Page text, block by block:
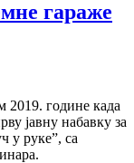
гараже
2019. године када
јавну набавку за
у руке”, са